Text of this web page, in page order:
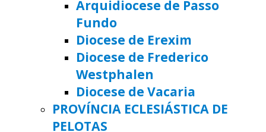
Arquidiocese de Passo
Fundo
Diocese de Erexim
Diocese de Frederico
Westphalen
Diocese de Vacaria
PROVÍNCIA ECLESIÁSTICA DE
PELOTAS